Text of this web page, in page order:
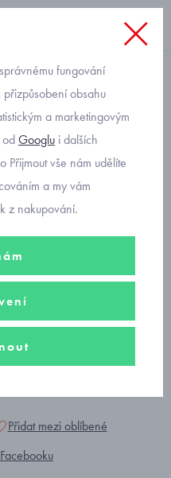
šaty
Přidat mezi oblíbené
fungování
obsahu
a marketingovým
Googlu i dalších
Přijmout vše nám udělíte
a my vám
z nakupování.